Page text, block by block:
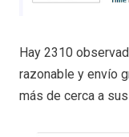
Hay 2310
razonable y envío
más de cerca a